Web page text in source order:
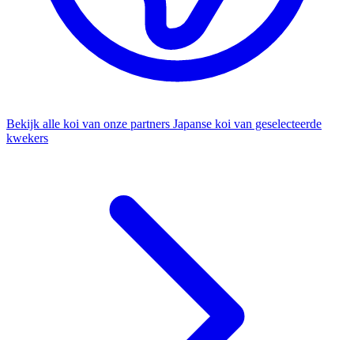
Bekijk alle koi van onze partners Japanse koi van geselecteerde
kwekers